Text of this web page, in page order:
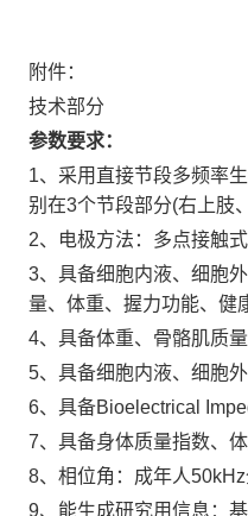
附件：
技术部分
参数要求：
1、 采用直接节段多频率
别在3个节段部分(右上肢
2、电极方法：多点接触
3、 具备细胞内液、细胞
量、体重、握力功能、健
4、 具备体重、骨骼肌质
5、 具备细胞内液、细胞
6、 具备Bioelectrical
7、具备身体质量指数、
8、 相位角：成年人50kHz
9、能生成研究用信息：